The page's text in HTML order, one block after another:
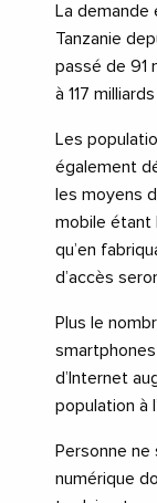
La
Tanzanie
passé de 91
à 117
Les
également
les moyens
mobile étant
qu’en
d’accès
Plus le
d’Internet
population à
Personne
numérique